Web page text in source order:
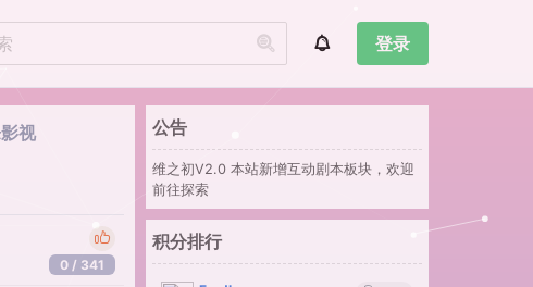
登录
视
0 / 341
公告
维之初V2.0 本站新增互动剧本板块，欢迎
前往探索
积分排行